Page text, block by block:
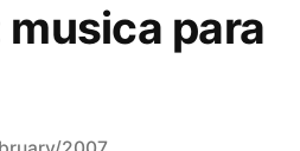
para